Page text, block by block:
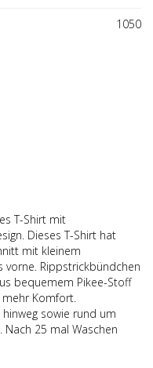
1050
T-Shirt mit
Dieses T-Shirt hat
mit kleinem
vorne. Rippstrickbündchen
bequemem Pikee-Stoff
Komfort.
sowie rund um
Nach 25 mal Waschen